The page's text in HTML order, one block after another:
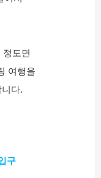
정도면
여행을
다.
구